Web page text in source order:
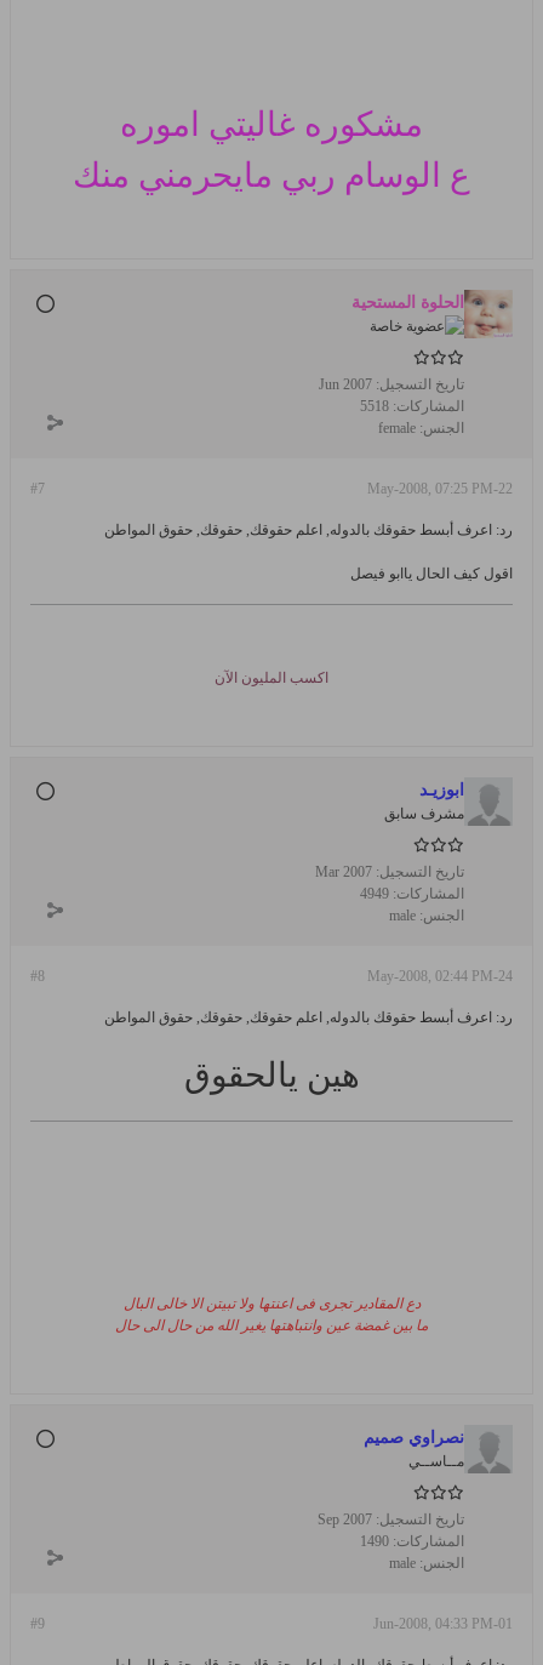
مشكوره غاليتي اموره
ع الوسام ربي مايحرمني منك
الحلوة المستحية
تاريخ التسجيل: Jun 2007
المشاركات: 5518
الجنس: female
#7 22-May-2008, 07:25 PM
رد: اعرف أبسط حقوقك بالدوله, اعلم حقوقك, حقوقك, حقوق المواطن
اقول كيف الحال ياابو فيصل
اكسب المليون الآن
ابوزيـد
مشرف سابق
تاريخ التسجيل: Mar 2007
المشاركات: 4949
الجنس: male
#8 24-May-2008, 02:44 PM
رد: اعرف أبسط حقوقك بالدوله, اعلم حقوقك, حقوقك, حقوق المواطن
هين يالحقوق
دع المقادير تجرى فى اعنتها ولا تبيتن الا خالى البال
ما بين غمضة عين وانتباهتها يغير الله من حال الى حال
نصراوي صميم
مــاســي
تاريخ التسجيل: Sep 2007
المشاركات: 1490
الجنس: male
#9 01-Jun-2008, 04:33 PM